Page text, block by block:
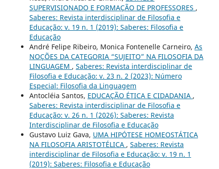
SUPERVISIONADO E FORMAÇÃO DE PROFESSORES ,
Saberes: Revista interdisciplinar de Filosofia e
Educação: v. 19 n. 1 (2019): Saberes: Filosofia e
Educação
André Felipe Ribeiro, Monica Fontenelle Carneiro, As
NOÇÕES DA CATEGORIA “SUJEITO” NA FILOSOFIA DA
LINGUAGEM , Saberes: Revista interdisciplinar de
Filosofia e Educação: v. 23 n. 2 (2023): Número
Especial: Filosofia da Linguagem
Antocléia Santos, EDUCAÇÃO ÉTICA E CIDADANIA ,
Saberes: Revista interdisciplinar de Filosofia e
Educação: v. 26 n. 1 (2026): Saberes: Revista
Interdisciplinar de Filosofia e Educação
Gustavo Luiz Gava, UMA HIPÓTESE HOMEOSTÁTICA
NA FILOSOFIA ARISTOTÉLICA , Saberes: Revista
interdisciplinar de Filosofia e Educação: v. 19 n. 1
(2019): Saberes: Filosofia e Educação